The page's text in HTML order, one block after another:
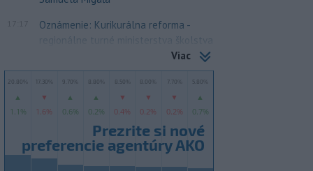
Oznámenie: Kurikurálna reforma -
regionálne turné ministerstva školstva
Viac